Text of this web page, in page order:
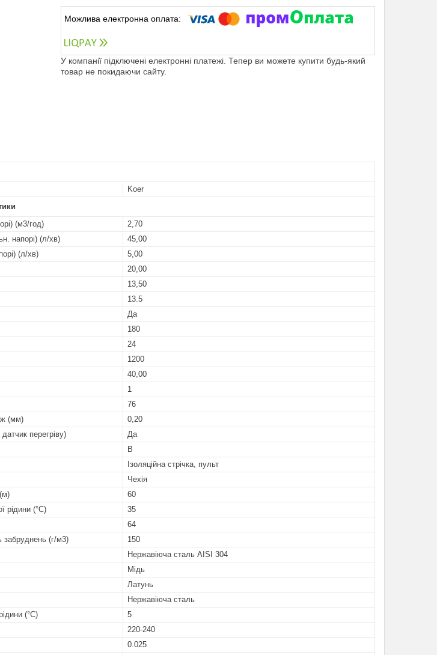
У компанії підключені електронні платежі. Тепер ви можете купити будь-який
товар не покидаючи сайту.
Koer
(м3/год)
2,70
напорі) (л/хв)
45,00
(л/хв)
5,00
20,00
13,50
13.5
Да
180
24
1200
40,00
1
76
(мм)
0,20
перегріву)
Да
B
Ізоляційна стрічка, пульт
Чехія
60
рідини (°C)
35
64
забруднень (г/м3)
150
Нержавіюча сталь AISI 304
Мідь
Латунь
Нержавіюча сталь
(°C)
5
220-240
0.025